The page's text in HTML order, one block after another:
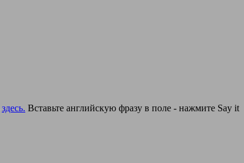
здесь. Вставьте английскую фразу в поле - нажмите Say it